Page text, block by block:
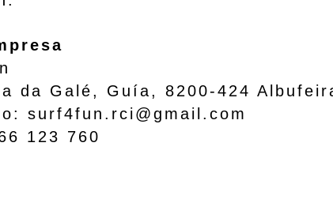
Galé, Guía, 8200-424
surf4fun.rci@gmail.com
123 760